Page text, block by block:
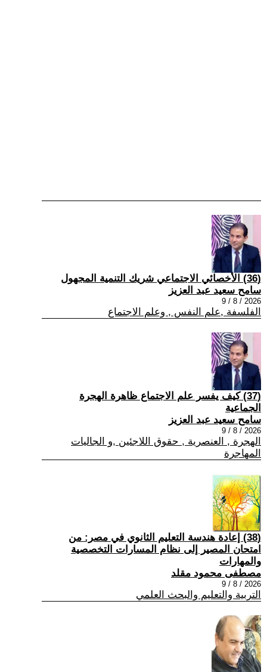
(36) الأخصائي الاجتماعي شريك التنمية المجهول
سامح سعيد عبد العزيز
2026 / 8 / 9
الفلسفة ,علم النفس , وعلم الاجتماع
(37) كيف يفسر علم الاجتماع ظاهرة الهجرة
الجماعية
سامح سعيد عبد العزيز
2026 / 8 / 9
الهجرة , العنصرية , حقوق اللاجئين ,و الجاليات
المهاجرة
(38) إعادة هندسة التعليم الثانوي في مصر: من
امتحان المصير إلى نظام المسارات التخصصية
والمهارات
مصطفى محمود مقلد
2026 / 8 / 9
التربية والتعليم والبحث العلمي